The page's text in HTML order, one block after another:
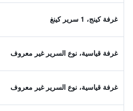
غرفة كينج، 1 سرير كينغ
غرفة قياسية، نوع السرير غير معروف
غرفة قياسية، نوع السرير غير معروف